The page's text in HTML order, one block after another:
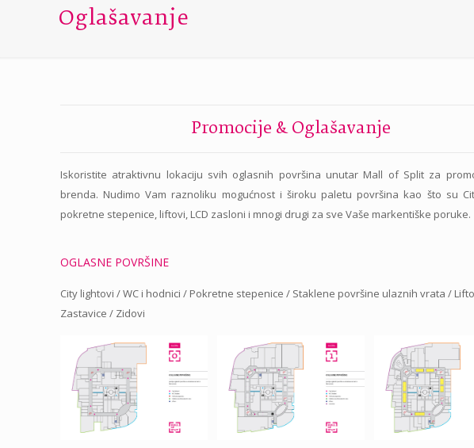
Oglašavanje
Promocije & Oglašavanje
Iskoristite atraktivnu lokaciju svih oglasnih površina unutar Mall of Split za
brenda. Nudimo Vam raznoliku mogućnost i široku paletu površina kao što su
pokretne stepenice, liftovi, LCD zasloni i mnogi drugi za sve Vaše markentiške poruke.
OGLASNE POVRŠINE
City lightovi / WC i hodnici / Pokretne stepenice / Staklene površine ulaznih vrata /
Zastavice / Zidovi